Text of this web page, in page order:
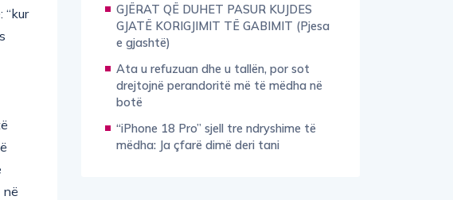
në
GJËRAT QË DUHET PASUR KUJDES
GJATË KORIGJIMIT TË GABIMIT (Pjesa
e gjashtë)
Ata u refuzuan dhe u tallën, por sot
drejtojnë perandoritë më të mëdha në
botë
“iPhone 18 Pro” sjell tre ndryshime të
mëdha: Ja çfarë dimë deri tani